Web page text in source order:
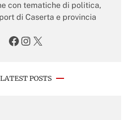
con tematiche di politica,
di Caserta e provincia
Facebook Instagram X
LATEST POSTS